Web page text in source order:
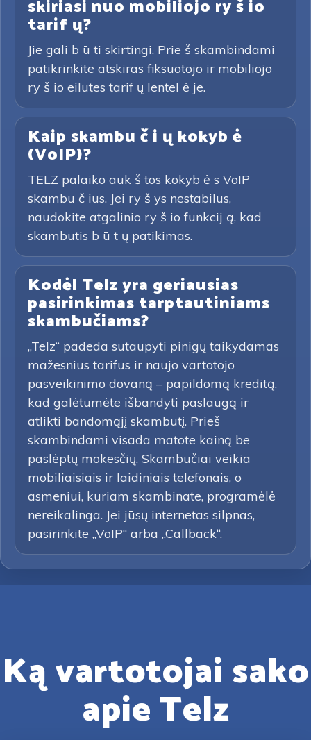
skiriasi nuo mobiliojo ry š io
tarif ų?
Jie gali b ū ti skirtingi. Prie š skambindami
patikrinkite atskiras fiksuotojo ir mobiliojo
ry š io eilutes tarif ų lentel ė je.
Kaip skambu č i ų kokyb ė
(VoIP)?
TELZ palaiko auk š tos kokyb ė s VoIP
skambu č ius. Jei ry š ys nestabilus,
naudokite atgalinio ry š io funkcij ą, kad
skambutis b ū t ų patikimas.
Kodėl Telz yra geriausias
pasirinkimas tarptautiniams
skambučiams?
„Telz“ padeda sutaupyti pinigų taikydamas
mažesnius tarifus ir naujo vartotojo
pasveikinimo dovaną – papildomą kreditą,
kad galėtumėte išbandyti paslaugą ir
atlikti bandomąjį skambutį. Prieš
skambindami visada matote kainą be
paslėptų mokesčių. Skambučiai veikia
mobiliaisiais ir laidiniais telefonais, o
asmeniui, kuriam skambinate, programėlė
nereikalinga. Jei jūsų internetas silpnas,
pasirinkite „VoIP“ arba „Callback“.
Ką vartotojai sako
apie Telz